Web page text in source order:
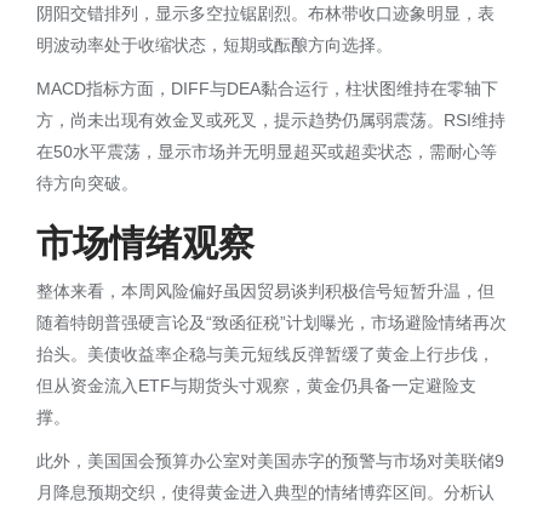
阴阳交错排列，显示多空拉锯剧烈。布林带收口迹象明显，表
明波动率处于收缩状态，短期或酝酿方向选择。
MACD指标方面，DIFF与DEA黏合运行，柱状图维持在零轴下
方，尚未出现有效金叉或死叉，提示趋势仍属弱震荡。RSI维持
在50水平震荡，显示市场并无明显超买或超卖状态，需耐心等
待方向突破。
市场情绪观察
整体来看，本周风险偏好虽因贸易谈判积极信号短暂升温，但
随着特朗普强硬言论及“致函征税”计划曝光，市场避险情绪再次
抬头。美债收益率企稳与美元短线反弹暂缓了黄金上行步伐，
但从资金流入ETF与期货头寸观察，黄金仍具备一定避险支
撑。
此外，美国国会预算办公室对美国赤字的预警与市场对美联储9
月降息预期交织，使得黄金进入典型的情绪博弈区间。分析认